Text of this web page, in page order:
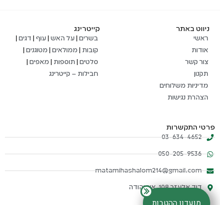
ניווט באתר
ראשי
אודות
צור קשר
תקנון
מדיניות משלוחים
הצהרת נגישות
קייטרינג
בשרים |על האש |עוף דגים
קובות
ממולאים מטוגנים
סלטים |תוספות מאפים
חבילות – קייטרינג
פרטי התקשרות
03-634-4652
050-205-9536
matamihashalom214@gmail.com
דוד אלעזר 108, אור יהודה